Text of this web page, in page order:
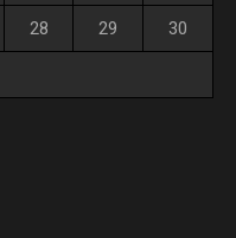
28 29 30